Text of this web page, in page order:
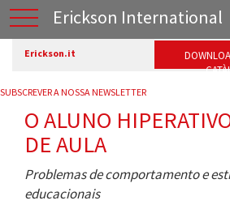
Erickson International
Erickson.it
SUBSCREVER A NOSSA NEWSLETTER
O ALUNO
DE AULA
Problemas de comportamento e
educacionais